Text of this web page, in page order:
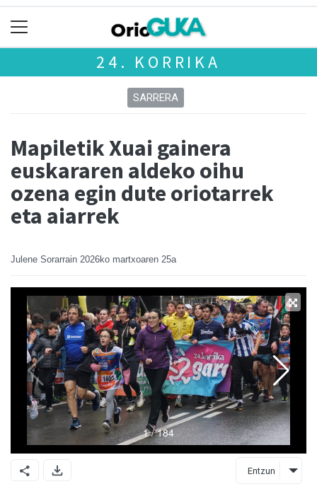
24. KORRIKA
SARRERA
Mapiletik Xuai gainera
euskararen aldeko oihu
ozena egin dute oriotarrek
eta aiarrek
Julene Sorarrain 2026ko martxoaren 25a
Entzun